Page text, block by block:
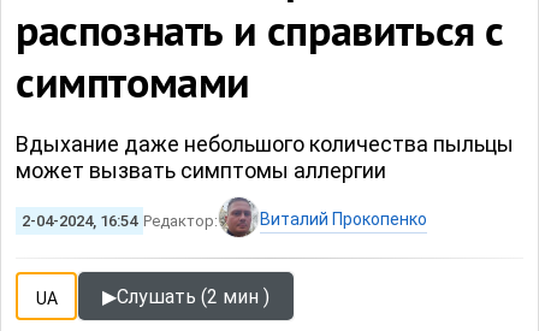
распознать и справиться с
симптомами
Вдыхание даже небольшого количества пыльцы
может вызвать симптомы аллергии
2-04-2024, 16:54 Редактор: Виталий Прокопенко
UA ▶Слушать (2 мин )